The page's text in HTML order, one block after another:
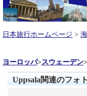
日本旅行ホームページ >
ヨーロッパ>スウェーデン>
Uppsala関連のフォ